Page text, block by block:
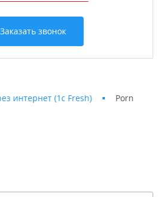
Заказать звонок
интернет (1c Fresh)
Porn